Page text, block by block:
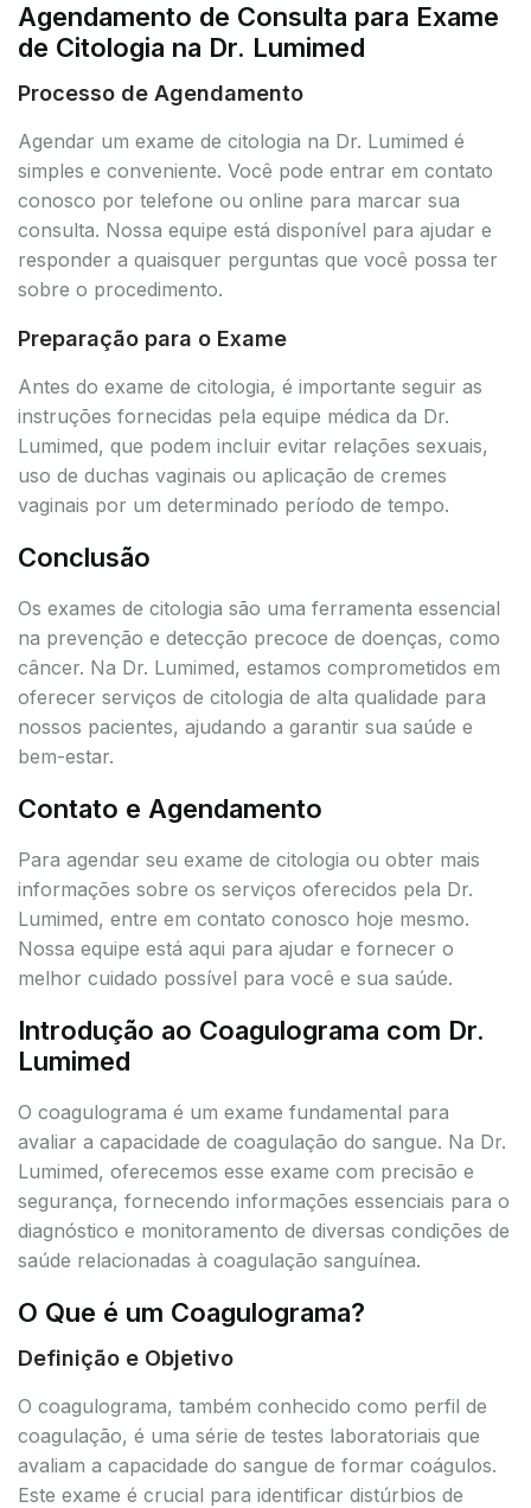
Agendamento de Consulta para Exame
de Citologia na Dr. Lumimed
Processo de Agendamento
Agendar um exame de citologia na Dr. Lumimed é
simples e conveniente. Você pode entrar em contato
conosco por telefone ou online para marcar sua
consulta. Nossa equipe está disponível para ajudar e
responder a quaisquer perguntas que você possa ter
sobre o procedimento.
Preparação para o Exame
Antes do exame de citologia, é importante seguir as
instruções fornecidas pela equipe médica da Dr.
Lumimed, que podem incluir evitar relações sexuais,
uso de duchas vaginais ou aplicação de cremes
vaginais por um determinado período de tempo.
Conclusão
Os exames de citologia são uma ferramenta essencial
na prevenção e detecção precoce de doenças, como
câncer. Na Dr. Lumimed, estamos comprometidos em
oferecer serviços de citologia de alta qualidade para
nossos pacientes, ajudando a garantir sua saúde e
bem-estar.
Contato e Agendamento
Para agendar seu exame de citologia ou obter mais
informações sobre os serviços oferecidos pela Dr.
Lumimed, entre em contato conosco hoje mesmo.
Nossa equipe está aqui para ajudar e fornecer o
melhor cuidado possível para você e sua saúde.
Introdução ao Coagulograma com Dr.
Lumimed
O coagulograma é um exame fundamental para
avaliar a capacidade de coagulação do sangue. Na Dr.
Lumimed, oferecemos esse exame com precisão e
segurança, fornecendo informações essenciais para o
diagnóstico e monitoramento de diversas condições de
saúde relacionadas à coagulação sanguínea.
O Que é um Coagulograma?
Definição e Objetivo
O coagulograma, também conhecido como perfil de
coagulação, é uma série de testes laboratoriais que
avaliam a capacidade do sangue de formar coágulos.
Este exame é crucial para identificar distúrbios de